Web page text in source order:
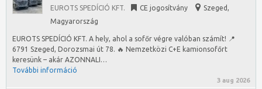
EUROTS SPEDÍCIÓ KFT. CE jogosítvány Szeged,
Magyarország
EUROTS SPEDÍCIÓ KFT. A hely, ahol a sofőr végre valóban számít! 📍
6791 Szeged, Dorozsmai út 78. 🔥 Nemzetközi C+E kamionsofőrt
keresünk – akár AZONNALI…
További információ
3 aug 2026